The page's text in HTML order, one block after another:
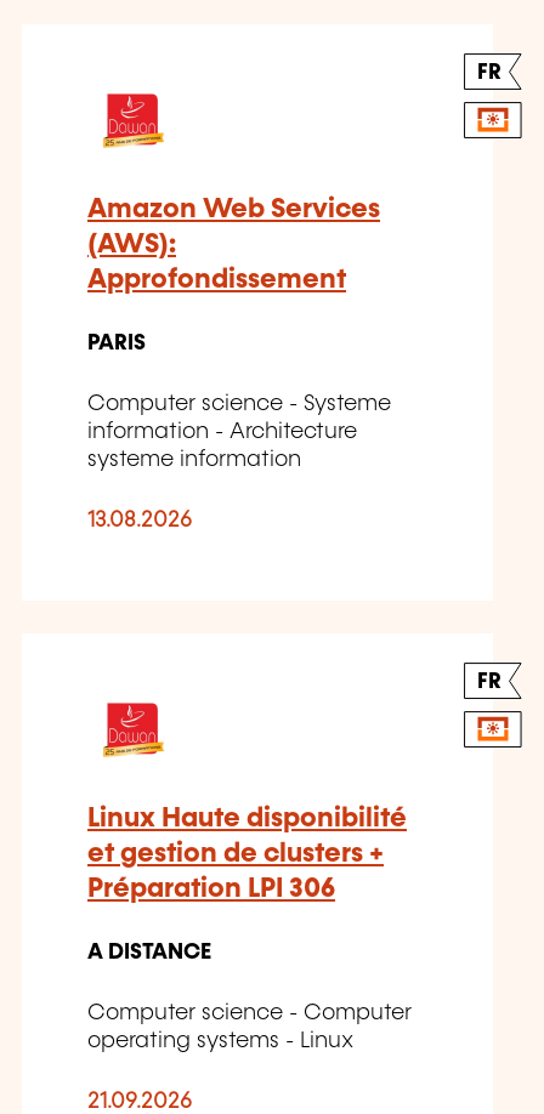
FR
Amazon Web Services
(AWS):
Approfondissement
PARIS
Computer science - Systeme
information - Architecture
systeme information
13.08.2026
FR
Linux Haute disponibilité
et gestion de clusters +
Préparation LPI 306
A DISTANCE
Computer science - Computer
operating systems - Linux
21.09.2026